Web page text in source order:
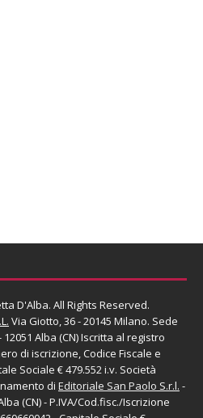
D'Alba. All Rights Reserved.
Via Giotto, 36 - 20145 Milano. Sede
Alba (CN) Iscritta al registro
di iscrizione, Codice Fiscale e
Sociale € 479.552 i.v. Società
di Editoriale San Paolo S.r.l. -
(CN) - P.IVA/Cod.fisc./Iscrizione